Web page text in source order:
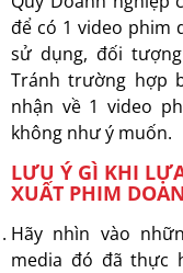
để có 1 video phim
sử dụng, đối
Tránh trường hợp
nhận về 1 video
không như ý muốn.
LƯU Ý GÌ KHI
XUẤT PHIM
Hãy nhìn vào
media đó đã thực